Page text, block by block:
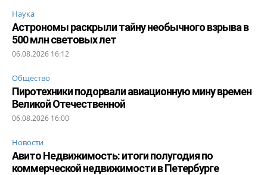
Наука
Астрономы раскрыли тайну необычного взрыва в
500 млн световых лет
06.08.2026 16:12
Общество
Пиротехники подорвали авиационную мину времен
Великой Отечественной
06.08.2026 16:00
Новости
Авито Недвижимость: итоги полугодия по
коммерческой недвижимости в Петербурге